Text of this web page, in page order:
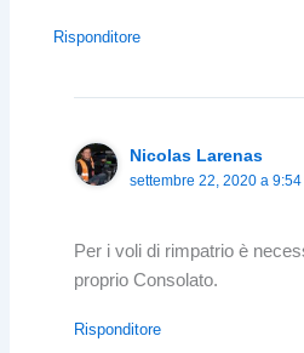
Risponditore
Nicolas Larenas
settembre 22, 2020 a
Per i voli di rimpatrio è
proprio Consolato.
Risponditore